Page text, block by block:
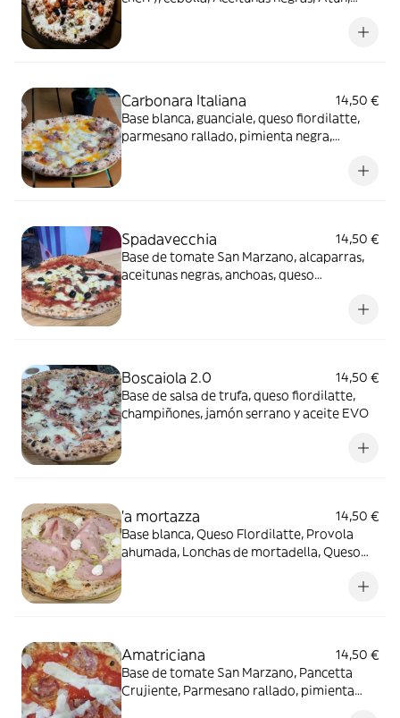
Carbonara Italiana
14,50 €
Base blanca, guanciale, queso fiordilatte,
parmesano rallado, pimienta negra,
Spadavecchia
14,50 €
Base de tomate San Marzano, alcaparras,
aceitunas negras, anchoas, queso
Boscaiola 2.0
14,50 €
Base de salsa de trufa, queso fiordilatte,
champiñones, jamón serrano y aceite EVO
'a mortazza
14,50 €
Base blanca, Queso Flordilatte, Provola
ahumada, Lonchas de mortadella, Queso
Amatriciana
14,50 €
Base de tomate San Marzano, Pancetta
Crujiente, Parmesano rallado, pimienta